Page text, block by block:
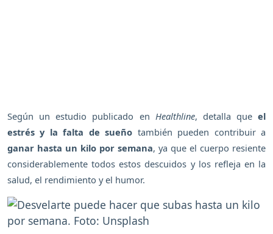
Según un estudio publicado en Healthline, detalla que el
estrés y la falta de sueño también pueden contribuir a
ganar hasta un kilo por semana, ya que el cuerpo resiente
considerablemente todos estos descuidos y los refleja en la
salud, el rendimiento y el humor.